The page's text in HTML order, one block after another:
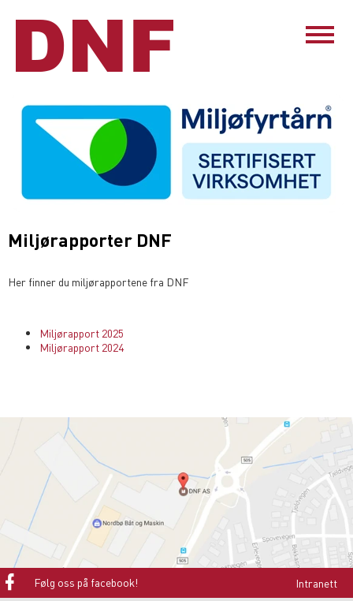
Miljørapporter DNF
Her finner du miljørapportene fra DNF
Miljørapport 2025
Miljørapport 2024
Følg oss på facebook!